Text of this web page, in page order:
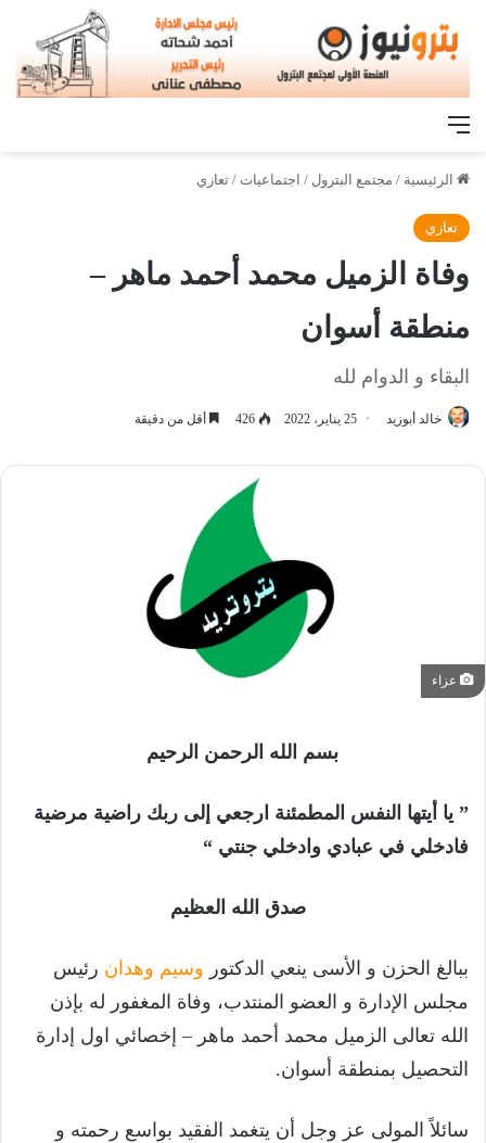
القائمة
الرئيسية / مجتمع البترول / اجتماعيات / تعازي
تعازي
وفاة الزميل محمد أحمد ماهر –
منطقة أسوان
البقاء و الدوام لله
خالد أبوزيد 25 يناير، 2022 426 أقل من دقيقة
عزاء
بسم الله الرحمن الرحيم
” يا أيتها النفس المطمئنة ارجعي إلى ربك راضية مرضية
فادخلي في عبادي وادخلي جنتي “
صدق الله العظيم
ببالغ الحزن و الأسى ينعي الدكتور وسيم وهدان رئيس
مجلس الإدارة و العضو المنتدب، وفاة المغفور له بإذن
الله تعالى الزميل محمد أحمد ماهر – إخصائي اول إدارة
التحصيل بمنطقة أسوان.
سائلاً المولى عز وجل أن يتغمد الفقيد بواسع رحمته و